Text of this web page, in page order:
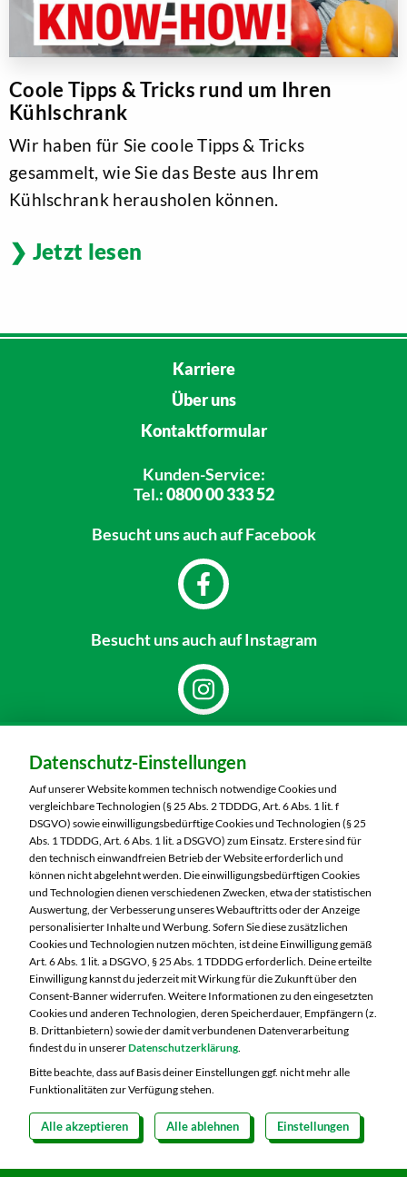
Coole Tipps & Tricks rund um Ihren
Kühlschrank
Wir haben für Sie coole Tipps & Tricks
gesammelt, wie Sie das Beste aus Ihrem
Kühlschrank herausholen können.
Jetzt lesen
Karriere
Über uns
Kontaktformular
Kunden-Service:
Tel.:0800 00 333 52
Besucht unsauch auf Facebook
Besucht unsauch auf Instagram
MARKTKAUF Nürnberg-Thon
Wilhelmshavener Straße 15
90425 Nürnberg
Telefon:0911 93460
Markt ändern
Öffnungszeiten diese Woche:
Mo:
07:00 – 20:00 Uhr
Di:
07:00 – 20:00 Uhr
Mi:
07:00 – 20:00 Uhr
Do:
07:00 – 20:00 Uhr
Fr:
07:00 – 20:00 Uhr
Copyright 2026 © MARKTKAUF Datenschutz
Impressum
Hinweisgebersystem Menschenrechte
Datenschutz-Einstellungen
Auf unserer Website kommen technisch notwendige Cookies und
vergleichbare Technologien (§ 25 Abs. 2 TDDDG, Art. 6 Abs. 1 lit. f
DSGVO) sowie einwilligungsbedürftige Cookies und Technologien (§ 25
Abs. 1 TDDDG, Art. 6 Abs. 1 lit. a DSGVO) zum Einsatz. Erstere sind für
den technisch einwandfreien Betrieb der Website erforderlich und
können nicht abgelehnt werden. Die einwilligungsbedürftigen Cookies
und Technologien dienen verschiedenen Zwecken, etwa der statistischen
Auswertung, der Verbesserung unseres Webauftritts oder der Anzeige
personalisierter Inhalte und Werbung. Sofern Sie diese zusätzlichen
Cookies und Technologien nutzen möchten, ist deine Einwilligung gemäß
Art. 6 Abs. 1 lit. a DSGVO, § 25 Abs. 1 TDDDG erforderlich. Deine erteilte
Einwilligung kannst du jederzeit mit Wirkung für die Zukunft über den
Consent-Banner widerrufen. Weitere Informationen zu den eingesetzten
Cookies und anderen Technologien, deren Speicherdauer, Empfängern (z.
B. Drittanbietern) sowie der damit verbundenen Datenverarbeitung
findest du in unsererDatenschutzerklärung.
Bitte beachte, dass auf Basis deiner Einstellungen ggf. nicht mehr alle
Funktionalitäten zur Verfügung stehen.
Alle akzeptieren Alle ablehnen Einstellungen